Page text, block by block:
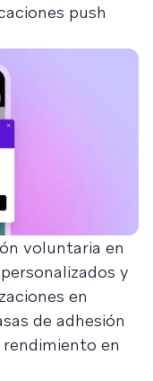
push
voluntaria en
y
en
de adhesión
en